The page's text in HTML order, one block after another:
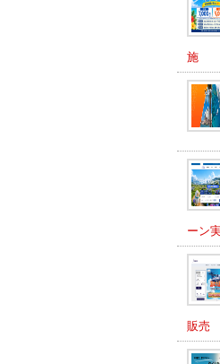
施
ーン
販売